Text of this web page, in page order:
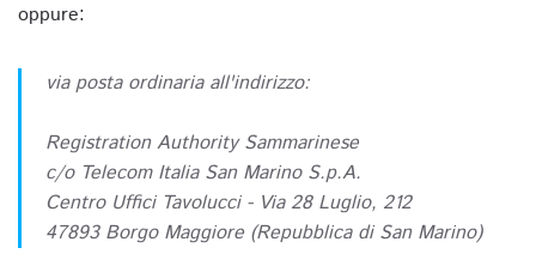
oppure:
via posta ordinaria all'indirizzo:
Registration Authority Sammarinese
c/o Telecom Italia San Marino S.p.A.
Centro Uffici Tavolucci - Via 28 Luglio, 212
47893 Borgo Maggiore (Repubblica di San Marino)